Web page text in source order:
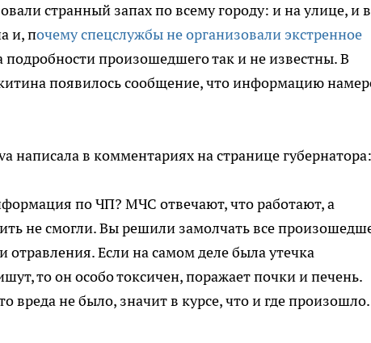
странный запах по всему городу: и на улице, и
и, почему спецслужбы не организовали экстренное
произошедшего так и не известны. В
появилось сообщение, что информацию
написала в комментариях на странице губернатора:
по ЧП? МЧС отвечают, что работают, а
не смогли. Вы решили замолчать все
Если на самом деле была утечка
то он особо токсичен, поражает почки и печень.
вреда не было, значит в курсе, что и где произошло.